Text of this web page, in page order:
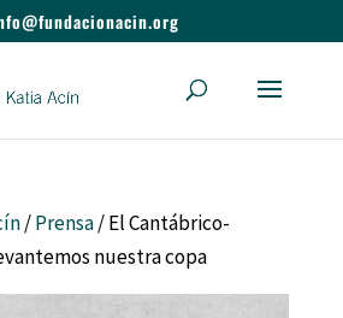
/Prensa/ El Cantábrico-
nuestra copa